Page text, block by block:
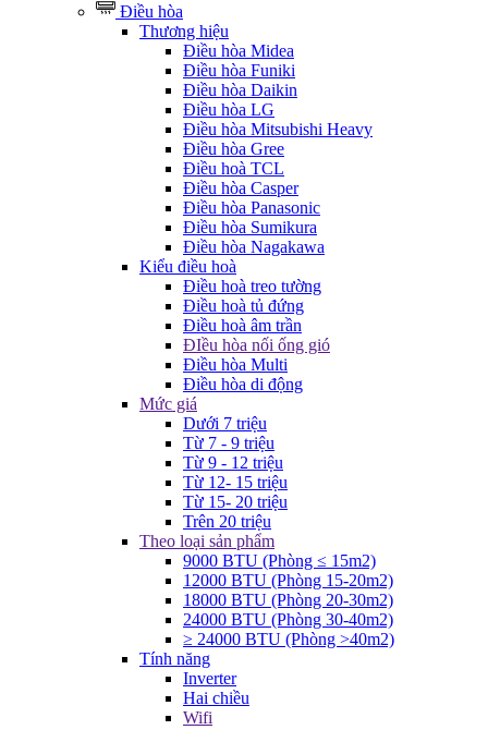
Điều hòa
Thương hiệu
Điều hòa Midea
Điều hòa Funiki
Điều hòa Daikin
Điều hòa LG
Điều hòa Mitsubishi Heavy
Điều hòa Gree
Điều hoà TCL
Điều hòa Casper
Điều hòa Panasonic
Điều hòa Sumikura
Điều hòa Nagakawa
Kiểu điều hoà
Điều hoà treo tường
Điều hoà tủ đứng
Điều hoà âm trần
ĐIều hòa nối ống gió
Điều hòa Multi
Điều hòa di động
Mức giá
Dưới 7 triệu
Từ 7 - 9 triệu
Từ 9 - 12 triệu
Từ 12- 15 triệu
Từ 15- 20 triệu
Trên 20 triệu
Theo loại sản phẩm
9000 BTU (Phòng ≤ 15m2)
12000 BTU (Phòng 15-20m2)
18000 BTU (Phòng 20-30m2)
24000 BTU (Phòng 30-40m2)
≥ 24000 BTU (Phòng >40m2)
Tính năng
Inverter
Hai chiều
Wifi